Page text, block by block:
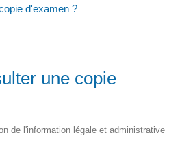
d'examen ?
une copie
de l'information légale et administrative